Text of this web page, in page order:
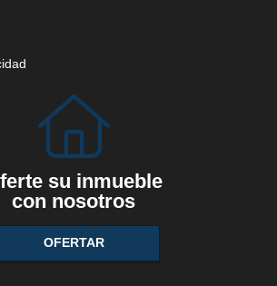
su inmueble
con nosotros
OFERTAR